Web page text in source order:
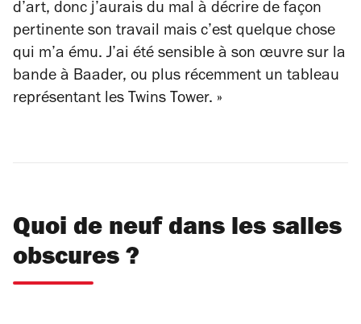
d’art, donc j’aurais du mal à décrire de façon
pertinente son travail mais c’est quelque chose
qui m’a ému. J’ai été sensible à son œuvre sur la
bande à Baader, ou plus récemment un tableau
représentant les Twins Tower. »
Quoi de neuf dans les salles
obscures ?